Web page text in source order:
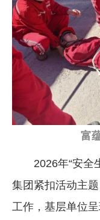
富
2026年“安全
集团紧扣活动主
工作，基层单位